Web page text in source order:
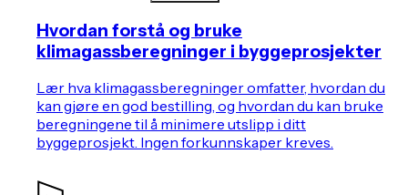
Hvordan forstå og bruke
klimagassberegninger i byggeprosjekter
Lær hva klimagassberegninger omfatter, hvordan du
kan gjøre en god bestilling, og hvordan du kan bruke
beregningene til å minimere utslipp i ditt
byggeprosjekt. Ingen forkunnskaper kreves.